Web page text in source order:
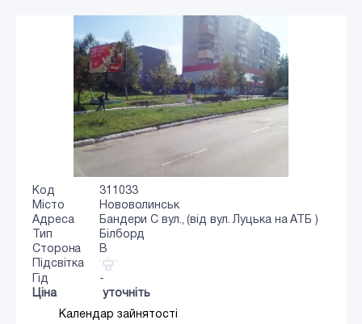
Код
311033
Місто
Нововолинськ
Адреса
Бандери С вул., (від вул. Луцька на АТБ )
Тип
Білборд
Сторона
B
Підсвітка
Гід
-
Ціна
уточніть
Календар зайнятості